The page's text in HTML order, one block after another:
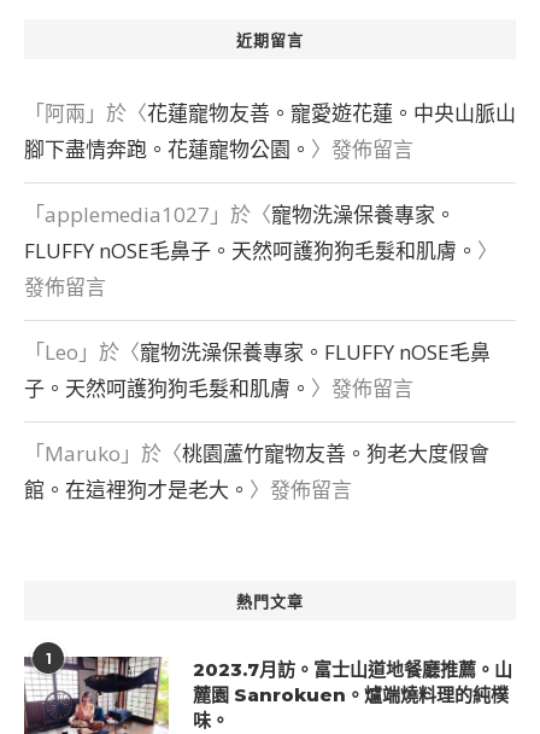
近期留言
「阿兩 」於〈花蓮寵物友善。寵愛遊花蓮。中央山脈山
腳下盡情奔跑。花蓮寵物公園。 〉發佈留言
「applemedia1027 」於〈寵物洗澡保養專家。
FLUFFY nOSE毛鼻子。天然呵護狗狗毛髮和肌膚。 〉
發佈留言
「Leo 」於〈寵物洗澡保養專家。FLUFFY nOSE毛鼻
子。天然呵護狗狗毛髮和肌膚。 〉發佈留言
「Maruko 」於〈桃園蘆竹寵物友善。狗老大度假會
館。在這裡狗才是老大。 〉發佈留言
熱門文章
1
2023.7月訪。富士山道地餐廳推薦。山
麓園 Sanrokuen。爐端燒料理的純樸
味。